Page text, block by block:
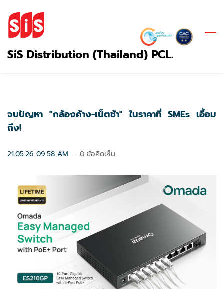
main
content
SiS Distribution (Thailand) PCL.
จบปัญหา "กล้องค้าง-เน็ตช้า" ในราคาที่ SMEs เอื้อม
ถึง!
21.05.26 09:58 AM - 0 ข้อคิดเห็น